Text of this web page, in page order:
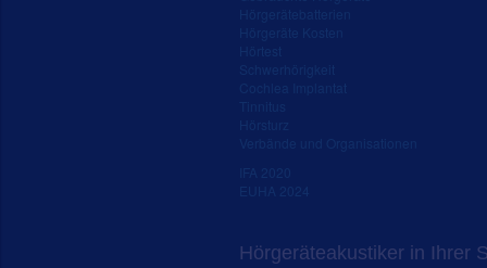
Hörgeräteakustiker in Ihrer